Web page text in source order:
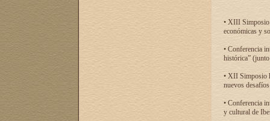
• XIII Simposio
económicas y
• Conferencia
histórica”
• XII Simposio
nuevos
• Conferencia
y cultural de